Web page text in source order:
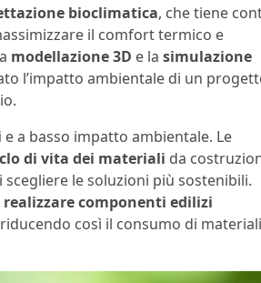
bioclimatica, che tiene
il comfort termico e
modellazione 3D e la simulazione
l’impatto ambientale di un
e a basso impatto ambientale. Le
di vita dei materiali da
le soluzioni più sostenibili.
realizzare componenti edilizi
così il consumo di